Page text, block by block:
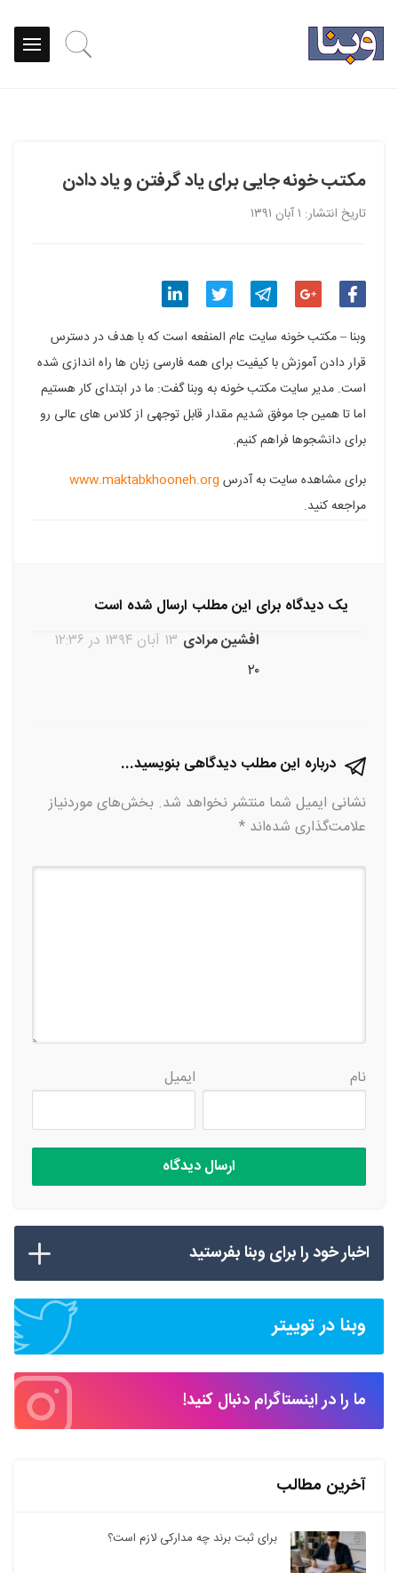
مکتب خونه جایی برای یاد گرفتن و یاد دادن
تاریخ انتشار: ۱ آبان ۱۳۹۱
گذاری
در
فیسبوک
گذاری
در
گوگل
گذاری
در
تلگرام
گذاری
در
توییتر
گذاری
در
لینکدین
وبنا – مکتب خونه سایت عام المنفعه است که با هدف در دسترس
قرار دادن آموزش با کیفیت برای همه فارسی زبان ها راه اندازی شده
است. مدیر سایت مکتب خونه به وبنا گفت: ما در ابتدای کار هستیم
اما تا همین جا موفق شدیم مقدار قابل توجهی از کلاس های عالی رو
برای دانشجوها فراهم کنیم.
برای مشاهده سایت به آدرس www.maktabkhooneh.org
مراجعه کنید.
یک دیدگاه برای این مطلب ارسال شده است
افشین مرادی ۱۳ آبان ۱۳۹۴ در ۱۲:۳۶
۲۰
درباره این مطلب دیدگاهی بنویسید...
نشانی ایمیل شما منتشر نخواهد شد. بخش‌های موردنیاز
علامت‌گذاری شده‌اند *
نام ایمیل
اخبار خود را برای وبنا بفرستید
وبنا در توییتر
ما را در اینستاگرام دنبال کنید!
آخرین مطالب
برای ثبت برند چه مدارکی لازم است؟